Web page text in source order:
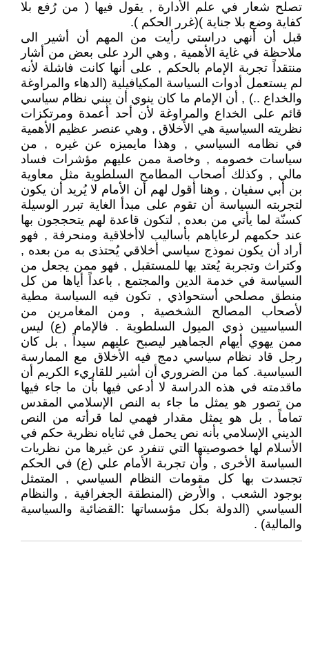
تصلح شعار في علم الأدارة , يقول فيها ( من رُفع بلا
كفاية وضع بلا جناية )(غرر الحكم ).
قبل أن أنهي دراستي رأيت من المهم أن أشير الى
ملاحظة في غاية الأهمية , وهي الرد على بعض من أشار
منتقداً تجربة الإمام بالحكم , على أنها كانت فاشلة لأنه
لم يستعمل أدوات السياسة المكيافيلية (الدهاء والمراوغة
والخداع ..) , أن الإمام ما كان ينوي أن يبني نظام سياسي
قائم على الخداع والمراوغة لأن أحد أعمدة ومرتكزات
نظريته السياسية هي الأخلاق , وهي عنصر عظيم الأهمية
في نظامه السياسي , وهذا مايميزه عن غيره , من
سياسات خصومه , وخاصة ممن عليهم مؤشرات فساد
مالي , وكذلك أصحاب المطامح السلطوية مثل معاوية
بن أبي سفيان , وهنا أقول لهم أن الأمام لا يُريد أن يكون
لتجربته السياسة أن تقوم على مبدأ الغاية تبرر الوسيلة
كسنّة لما يأتي من بعده , لتكون قاعدة لهم يتحججون بها
عند حكمهم لرعاياهم بأساليب لاأخلاقية ومنحرفة , فهو
أراد أن يكون نموذج سياسي أخلاقي يُحتذى به من بعده ,
وكتراث وتجربة يُعتد بها للمستقبل , فهو ممن يجعل من
السياسة في خدمة الدين والمجتمع , باعداً أياها من كل
منطق مصلحي أستحواذي , تكون فيه السياسة مطية
لأصحاب المصالح الشخصية , ومن المغامرين من
السياسيين ذوي الميول السلطوية . فالإمام (ع) ليس
ممن يهوي أيهام الجماهير ليصبح عليهم سيداً , بل كان
رجل قاد نظام سياسي دمج فيه الأخلاق مع الممارسة
السياسية. كما من الضروري أن أشير للقاريء الكريم أن
ماقدمته في هذه الدراسة لا أدعي فيها بأن ما جاء فيها
من تصور هو يمثل ما جاء به النص الإسلامي المقدس
تماماً , بل هو يمثل مقدار فهمي لما قرأته من النص
الديني الإسلامي بأنه نص يحمل في ثناياه نظرية حكم في
الأسلام لها خصوصيتها التي تنفرد عن غيرها من نظريات
السياسة الأخرى , وأن تجربة الأمام علي (ع) في الحكم
تجسدت بها كل مقومات النظام السياسي , المتمثل
بوجود الشعب , والأرض (المنطقة الجغرافية , والنظام
السياسي (الدولة بكل مؤسساتها :القضائية والسياسية
والمالية) .